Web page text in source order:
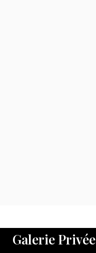
Galerie Privée